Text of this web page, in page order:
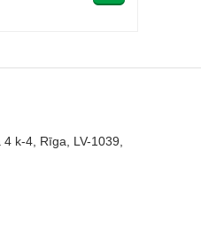
k-4, Rīga, LV-1039,